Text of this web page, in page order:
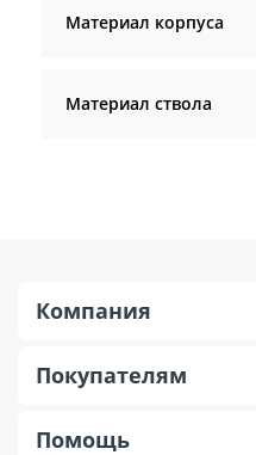
Материал корпуса
Материал ствола
Компания
Покупателям
Помощь